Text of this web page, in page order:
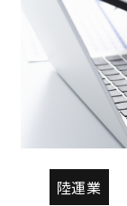
陸運業